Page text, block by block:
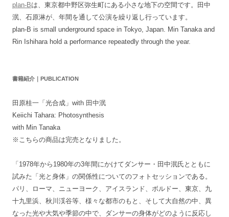
plan-Bは、東京都中野区弥生町にある小さな地下の空間です。田中
泯、石原淋が、年間を通して公演を繰り返し行っています。
plan-B is small underground space in Tokyo, Japan. Min Tanaka and
Rin Ishihara hold a performance repeatedly through the year.
書籍紹介｜PUBLICATION
田原桂一「光合成」with 田中泯
Keiichi Tahara: Photosynthesis
with Min Tanaka
※こちらの商品は完売となりました。
「1978年から1980年の3年間にかけてダンサー・田中泯氏とともに
試みた「光と身体」の関係性についてのフォトセッションである。
パリ、ローマ、ニューヨーク、アイスランド、ボルドー、東京、九
十九里浜、秋川渓谷等、様々な都市のもと、そして大自然の中、異
なった光や大気や季節の中で、ダンサーの身体がどのように反応し